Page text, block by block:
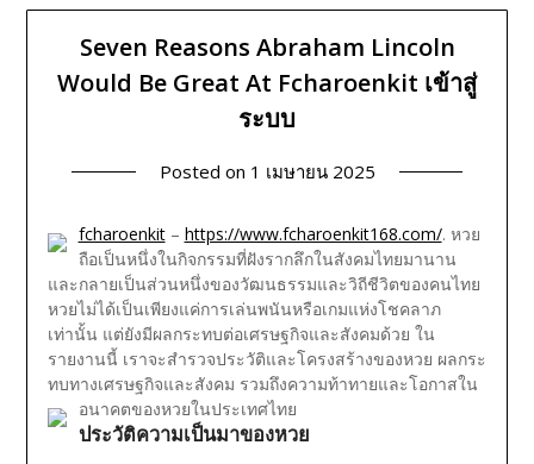
Seven Reasons Abraham Lincoln
Would Be Great At Fcharoenkit เข้าสู่
ระบบ
Posted on 1 เมษายน 2025
fcharoenkit– https://www.fcharoenkit168.com/. หวย
ถือเป็นหนึ่งในกิจกรรมที่ฝังรากลึกในสังคมไทยมานาน
และกลายเป็นส่วนหนึ่งของวัฒนธรรมและวิถีชีวิตของคนไทย
หวยไม่ได้เป็นเพียงแค่การเล่นพนันหรือเกมแห่งโชคลาภ
เท่านั้น แต่ยังมีผลกระทบต่อเศรษฐกิจและสังคมด้วย ใน
รายงานนี้ เราจะสำรวจประวัติและโครงสร้างของหวย ผลกระ
ทบทางเศรษฐกิจและสังคม รวมถึงความท้าทายและโอกาสใน
อนาคตของหวยในประเทศไทย
ประวัติความเป็นมาของหวย